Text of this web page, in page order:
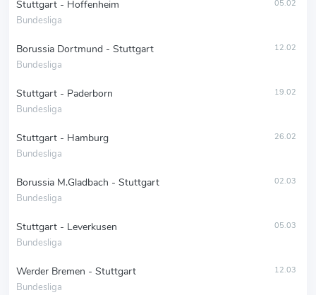
Stuttgart - Hoffenheim
Bundesliga
05.02
Borussia Dortmund - Stuttgart
Bundesliga
12.02
Stuttgart - Paderborn
Bundesliga
19.02
Stuttgart - Hamburg
Bundesliga
26.02
Borussia M.Gladbach - Stuttgart
Bundesliga
02.03
Stuttgart - Leverkusen
Bundesliga
05.03
Werder Bremen - Stuttgart
Bundesliga
12.03